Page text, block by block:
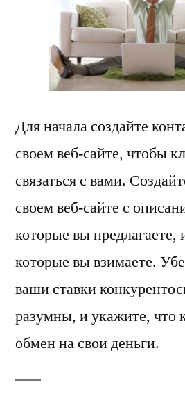
Для начала создайте
своем веб-сайте, чтобы
связаться с вами.
своем веб-сайте с
которые вы предлагаете,
которые вы взимаете.
ваши ставки
разумны, и укажите, что
обмен на свои деньги.